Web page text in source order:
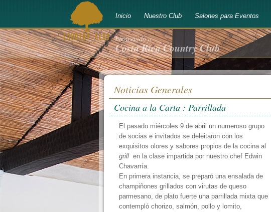
bienvenido a
Costa Rica Country Club
Inicio Nuestro Club Salones para Eventos
Noticias Generales
Cocina a la Carta : Parrillada
El pasado miércoles 9 de abril un numeroso grupo
de socias e invitados se deleitaron con los
exquisitos olores y sabores propios de la cocina al
grill en la clase impartida por nuestro chef Edwin
Chavarría.
En primera instancia, se preparó una ensalada de
champiñones grillados con virutas de queso
parmesano, de plato fuerte una parrillada mixta que
contempló chorizo, salmón, pollo y lomito,